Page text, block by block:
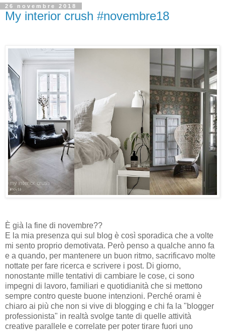
26 novembre 2018
My interior crush #novembre18
È già la fine di novembre??
E la mia presenza qui sul blog è così sporadica che a volte
mi sento proprio demotivata. Però penso a qualche anno fa
e a quando, per mantenere un buon ritmo, sacrificavo molte
nottate per fare ricerca e scrivere i post. Di giorno,
nonostante mille tentativi di cambiare le cose, ci sono
impegni di lavoro, familiari e quotidianità che si mettono
sempre contro queste buone intenzioni. Perché orami è
chiaro ai più che non si vive di blogging e chi fa la "blogger
professionista" in realtà svolge tante di quelle attività
creative parallele e correlate per poter tirare fuori uno